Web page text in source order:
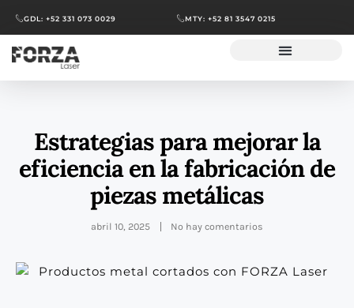
GDL: +52 331 073 0029 MTY: +52 81 3547 0215
Estrategias para mejorar la
eficiencia en la fabricación de
piezas metálicas
abril 10, 2025 No hay comentarios